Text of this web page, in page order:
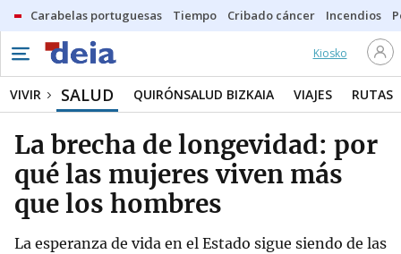
Carabelas portuguesas Tiempo Cribado cáncer Incendios
Kiosko
VIVIR SALUD QUIRÓNSALUD BIZKAIA VIAJES RUTAS
La brecha de longevidad: por
qué las mujeres viven más
que los hombres
La esperanza de vida en el Estado sigue siendo de las